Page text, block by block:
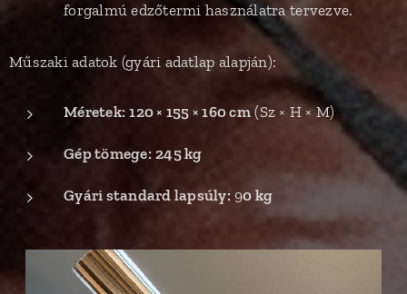
forgalmú edzőtermi használatra tervezve.
Műszaki adatok (gyári adatlap alapján):
Méretek: 120 × 155 × 160 cm (Sz × H × M)
Gép tömege: 245 kg
Gyári standard lapsúly:90 kg